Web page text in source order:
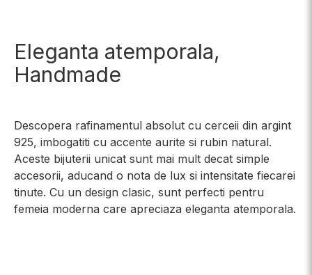
Eleganta atemporala,
Handmade
Descopera rafinamentul absolut cu cerceii din argint
925, imbogatiti cu accente aurite si rubin natural.
Aceste bijuterii unicat sunt mai mult decat simple
accesorii, aducand o nota de lux si intensitate fiecarei
tinute. Cu un design clasic, sunt perfecti pentru
femeia moderna care apreciaza eleganta atemporala.